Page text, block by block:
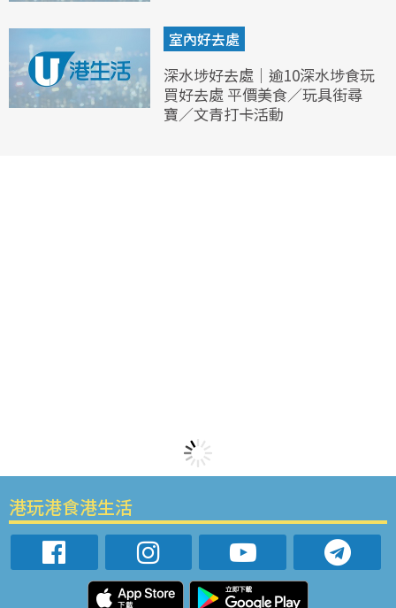
室內好去處
深水埗好去處｜逾10深水埗食玩
買好去處 平價美食／玩具街尋
寶／文青打卡活動
港玩港食港生活